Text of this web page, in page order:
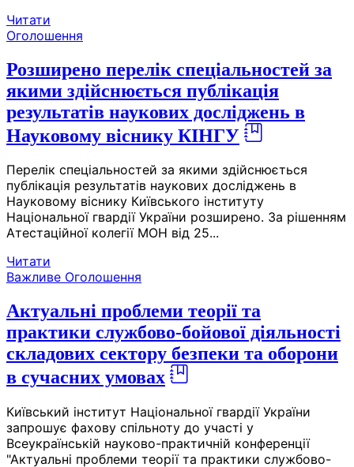
Читати
Оголошення
Розширено перелік спеціальностей за
якими здійснюється публікація
результатів наукових досліджень в
Науковому віснику КІНГУ
Перелік спеціальностей за якими здійснюється
публікація результатів наукових досліджень в
Науковому віснику Київського інституту
Національної гвардії України розширено. За рішенням
Атестаційної колегії МОН від 25...
Читати
Важливе Оголошення
Актуальні проблеми теорії та
практики службово-бойової діяльності
складових сектору безпеки та оборони
в сучасних умовах
Київський інститут Національної гвардії України
запрошує фахову спільноту до участі у
Всеукраїнській науково-практичній конференції
"Актуальні проблеми теорії та практики службово-